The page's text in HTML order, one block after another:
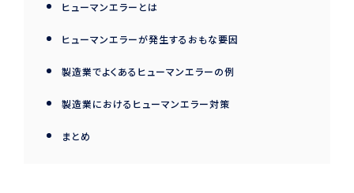
ヒューマンエラーとは
ヒューマンエラーが発生するおもな要因
製造業でよくあるヒューマンエラーの例
製造業におけるヒューマンエラー対策
まとめ